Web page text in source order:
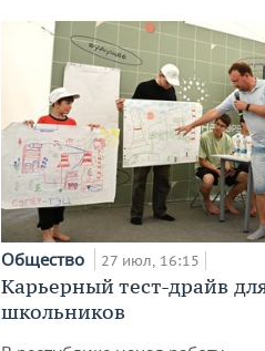
Общество 27 июл, 16:15
Карьерный тест-драйв
школьников